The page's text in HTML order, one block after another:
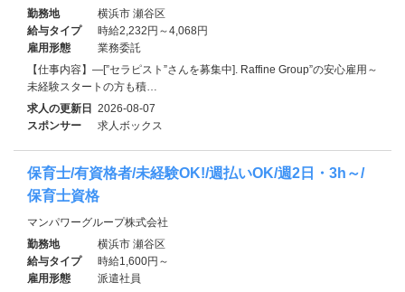
勤務地
横浜市 瀬谷区
給与タイプ
時給2,232円～4,068円
雇用形態
業務委託
【仕事内容】―[”セラピスト”さんを募集中]. Raffine Group”の安心雇用～
未経験スタートの方も積…
求人の更新日 2026-08-07
スポンサー
求人ボックス
保育士/有資格者/未経験OK!/週払いOK/週2日・3h～/
保育士資格
マンパワーグループ株式会社
勤務地
横浜市 瀬谷区
給与タイプ
時給1,600円～
雇用形態
派遣社員